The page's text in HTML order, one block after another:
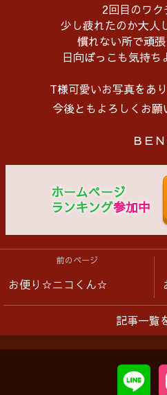
2回目のワク
少し疲れたのか大人
慣れない所で頑
日向ぼっこも気持ち
T様可愛いお写真をあ
今後ともよろしくお願
ＢＥ
ホームページ
ランキング参加中
前のページ
お便り☆ニコくん☆
記事一覧